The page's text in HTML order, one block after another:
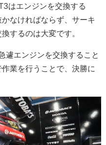
はエンジンを交換する
なければならず、サーキ
するのは大変です。
遽エンジンを交換すること
業を行うことで、決勝に